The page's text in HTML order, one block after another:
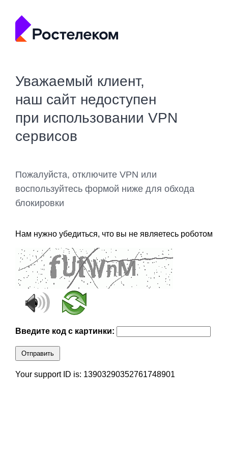
Уважаемый клиент,
наш сайт недоступен
при использовании VPN
сервисов
Пожалуйста, отключите VPN или
воспользуйтесь формой ниже для обхода
блокировки
Нам нужно убедиться, что вы не являетесь роботом
Введите код с картинки:
Отправить
Your support ID is: 13903290352761748901